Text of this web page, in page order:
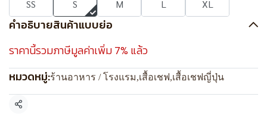
SS S M L XL
คำอธิบายสินค้าแบบย่อ
ราคานี้รวมภาษีมูลค่าเพิ่ม 7% แล้ว
หมวดหมู่:ร้านอาหาร / โรงแรม,เสื้อเชฟ,เสื้อเชฟญี่ปุ่น
แชร์